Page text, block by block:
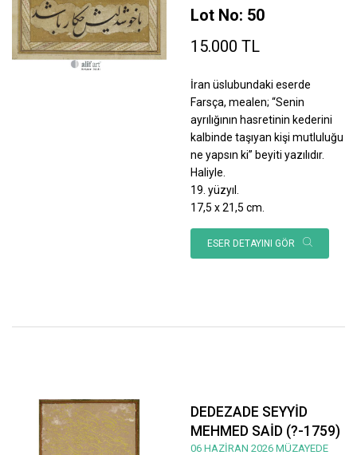
Lot No: 50
15.000 TL
İran üslubundaki eserde
Farsça, mealen; “Senin
ayrılığının hasretinin kederini
kalbinde taşıyan kişi mutluluğu
ne yapsın ki” beyiti yazılıdır.
Haliyle.
19. yüzyıl.
17,5 x 21,5 cm.
ESER DETAYINI GÖR
DEDEZADE SEYYİD
MEHMED SAİD (?-1759)
06 HAZİRAN 2026 MÜZAYEDE